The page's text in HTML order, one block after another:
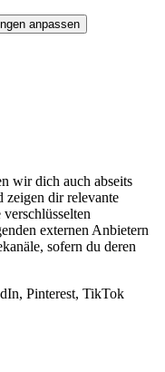
anpassen
wir dich auch abseits
zeigen dir relevante
externen Anbietern
sofern du deren
Pinterest, TikTok